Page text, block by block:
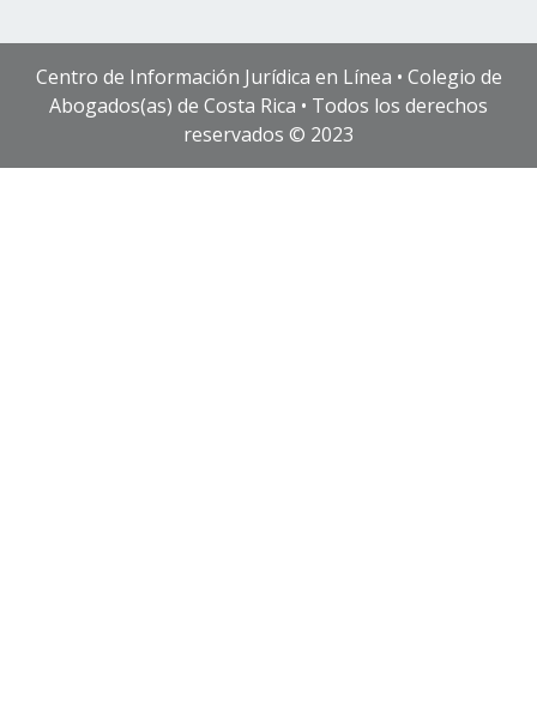
Centro de Información Jurídica en Línea • Colegio de
Abogados(as) de Costa Rica • Todos los derechos
reservados © 2023